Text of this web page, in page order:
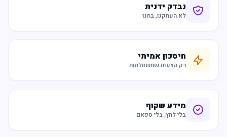
נבדק ידנית
לא העתקנו, בחנו
חיסכון אמיתי
רק הצעות שמשתלמות
מידע שקוף
בלי לחץ, בלי ספאם